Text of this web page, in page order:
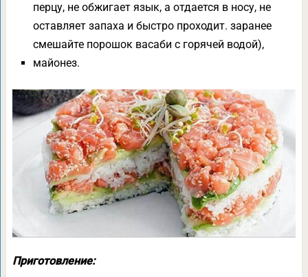
перцу, не обжигает язык, а отдается в носу, не
оставляет запаха и быстро проходит. заранее
смешайте порошок васаби с горячей водой),
майонез.
Приготовление: